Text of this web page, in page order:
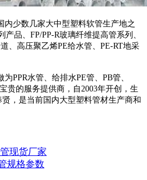
少数几家大中型塑料软管生产地之
品、FP/PP-R玻璃纤维提高管系列、
、高压聚乙烯PE给水管、PE-RT地采
水管、给排水PE管、PB管、
贵的服务提供商，自2003年开创，生
，是当前国内大型塑料管材生产商和
现货厂家
规格参数